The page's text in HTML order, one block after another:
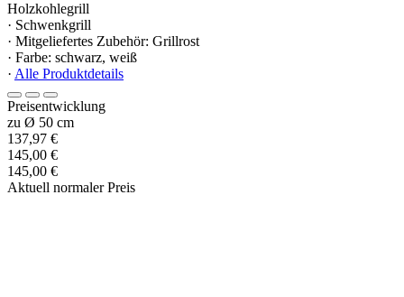
Holzkohlegrill
· Schwenkgrill
· Mitgeliefertes Zubehör: Grillrost
· Farbe: schwarz, weiß
· Alle Produktdetails
Preisentwicklung
zu Ø 50 cm
137,97 €
145,00 €
145,00 €
Aktuell normaler Preis